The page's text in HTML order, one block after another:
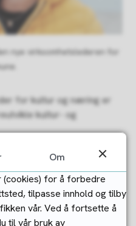
nye virksomhetslederen for
for kultur og næring er
kultur- og
kunnskap som viser at
sammenheng mellom
sted å besøke. Larsen
og vil få en viktig
gjeldende planverk, i
Om
(cookies) for å forbedre
tilpasse innhold og tilby
vår. Ved å fortsette å
til vår bruk av